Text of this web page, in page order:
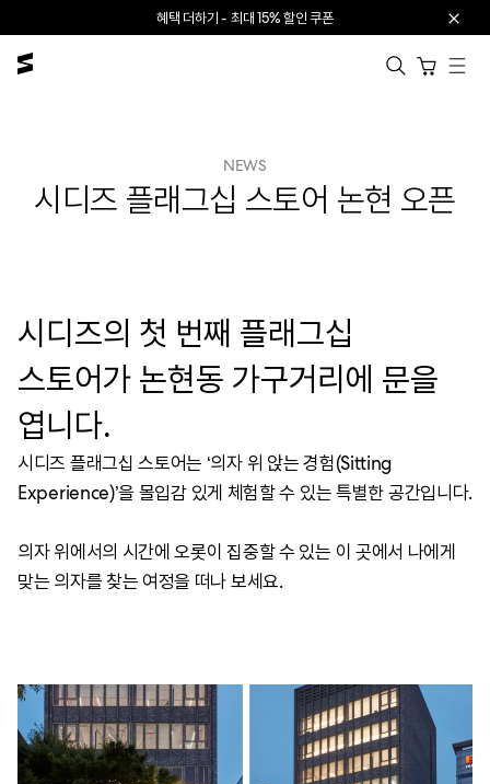
혜택 더하기 - 최대 15% 할인 쿠폰
카트 열기
NEWS
시디즈 플래그십 스토어 논현 오픈
시디즈의 첫 번째 플래그십
스토어가 논현동 가구거리에 문을
엽니다.
시디즈 플래그십 스토어는 ‘의자 위 앉는 경험(Sitting
Experience)’을 몰입감 있게 체험할 수 있는 특별한 공간입니다.
의자 위에서의 시간에 오롯이 집중할 수 있는 이 곳에서 나에게
맞는 의자를 찾는 여정을 떠나 보세요.